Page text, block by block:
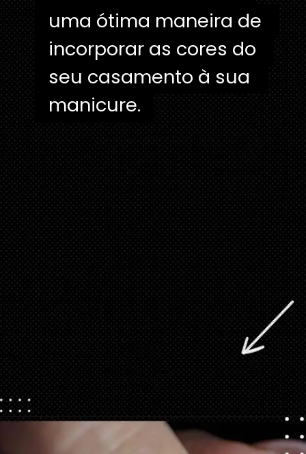
uma ótima maneira de
incorporar as cores do
seu casamento à sua
manicure.
uma ótima maneira de
incorporar as cores do
seu casamento à sua
manicure.
https://danidrops.com.br/category/tendencia-de-unhas/